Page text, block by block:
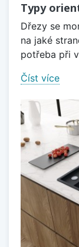
Typy
Dřezy se
na jaké
potřeba při
Číst více